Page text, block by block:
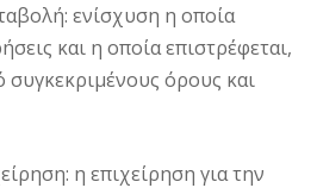
ενίσχυση η οποία
και η οποία επιστρέφεται,
συγκεκριμένους όρους και
η επιχείρηση για την